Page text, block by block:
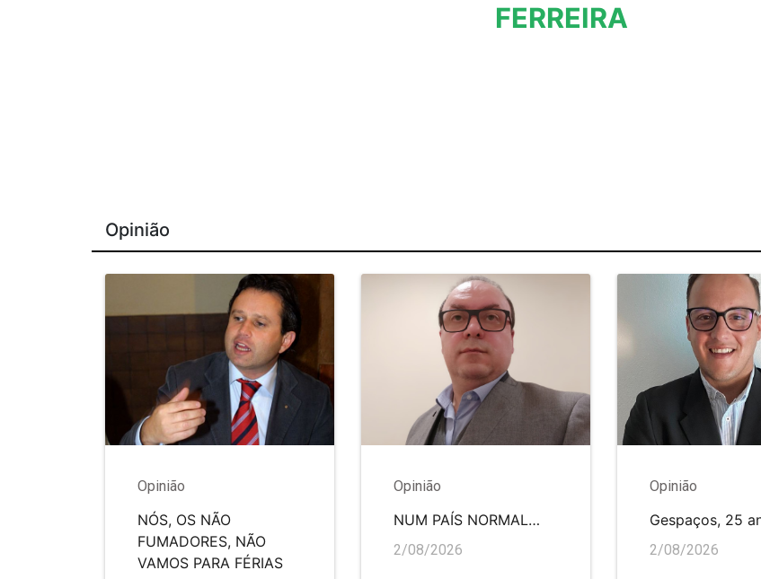
FERREIRA
Opinião
Opinião
NÓS, OS NÃO
FUMADORES, NÃO
VAMOS PARA FÉRIAS
Opinião
NUM PAÍS NORMAL…
2/08/2026
Opinião
Gespaços, 25
2/08/2026